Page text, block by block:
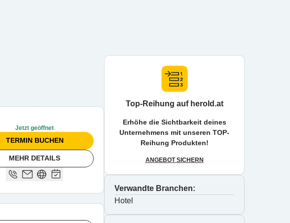
Jetzt geöffnet
TERMIN BUCHEN
MEHR DETAILS
Top-Reihung auf herold.at
Erhöhe die Sichtbarkeit deines
Unternehmens mit unseren TOP-
Reihung Produkten!
ANGEBOT SICHERN
Verwandte Branchen:
Hotel